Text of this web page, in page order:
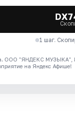
1 шаг.
ООО "ЯНДЕКС МУЗЫКА",
на Яндекс Афише!